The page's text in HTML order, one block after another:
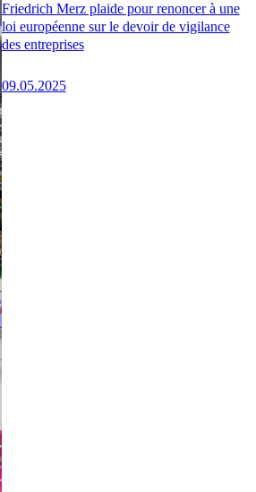
Friedrich Merz plaide pour renoncer à une
loi européenne sur le devoir de vigilance
des entreprises
09.05.2025